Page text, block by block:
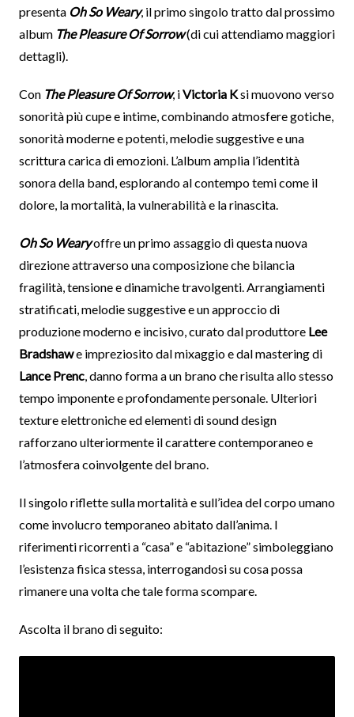
presenta Oh So Weary, il primo singolo tratto dal prossimo
album The Pleasure Of Sorrow(di cui attendiamo maggiori
dettagli).
Con The Pleasure Of Sorrow, iVictoria Ksi muovono verso
sonorità più cupe e intime, combinando atmosfere gotiche,
sonorità moderne e potenti, melodie suggestive e una
scrittura carica di emozioni. L’album amplia l’identità
sonora della band, esplorando al contempo temi come il
dolore, la mortalità, la vulnerabilità e la rinascita.
Oh So Wearyoffre un primo assaggio di questa nuova
direzione attraverso una composizione che bilancia
fragilità, tensione e dinamiche travolgenti. Arrangiamenti
stratificati, melodie suggestive e un approccio di
produzione moderno e incisivo, curato dal produttore Lee
Bradshawe impreziosito dal mixaggio e dal mastering di
Lance Prenc, danno forma a un brano che risulta allo stesso
tempo imponente e profondamente personale. Ulteriori
texture elettroniche ed elementi di sound design
rafforzano ulteriormente il carattere contemporaneo e
l’atmosfera coinvolgente del brano.
Il singolo riflette sulla mortalità e sull’idea del corpo umano
come involucro temporaneo abitato dall’anima. I
riferimenti ricorrenti a “casa” e “abitazione” simboleggiano
l’esistenza fisica stessa, interrogandosi su cosa possa
rimanere una volta che tale forma scompare.
Ascolta il brano di seguito: